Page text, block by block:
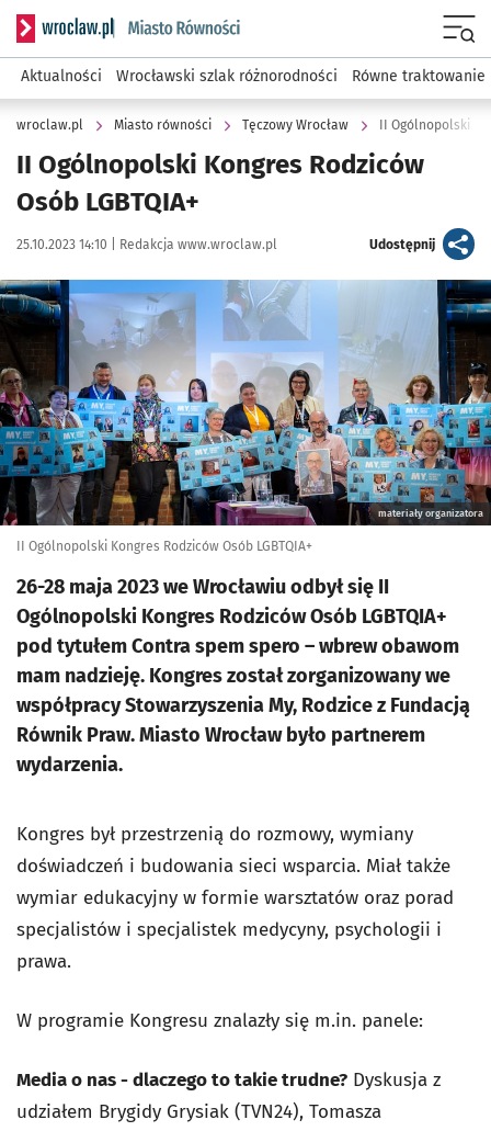
Serwis informacyjny wroclaw.pl podserwis: Miasto równości
Aktualności Wrocławski szlak różnorodności Równe traktowanie
wroclaw.pl Miasto równości Tęczowy Wrocław II Ogólnopolski
II Ogólnopolski Kongres Rodziców
Osób LGBTQIA+
Data publikacji:
25.10.2023 14:10 | Autor:
Redakcja www.wroclaw.pl Udostępnijartykuł
Kliknij, aby zobaczyć galerię
Kliknij, aby powiększyć
materiały organizatora
II Ogólnopolski Kongres Rodziców Osób LGBTQIA+
26-28 maja 2023 we Wrocławiu odbył się II
Ogólnopolski Kongres Rodziców Osób LGBTQIA+
pod tytułem Contra spem spero – wbrew obawom
mam nadzieję. Kongres został zorganizowany we
współpracy Stowarzyszenia My, Rodzice z Fundacją
Równik Praw. Miasto Wrocław było partnerem
wydarzenia.
Kongres był przestrzenią do rozmowy, wymiany
doświadczeń i budowania sieci wsparcia. Miał także
wymiar edukacyjny w formie warsztatów oraz porad
specjalistów i specjalistek medycyny, psychologii i
prawa.
W programie Kongresu znalazły się m.in. panele:
Media o nas - dlaczego to takie trudne? Dyskusja z
udziałem Brygidy Grysiak (TVN24), Tomasza